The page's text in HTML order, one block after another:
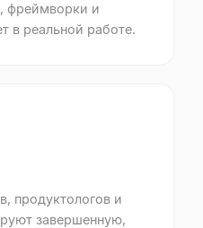
фреймворки и
в реальной работе.
продуктологов и
завершенную,